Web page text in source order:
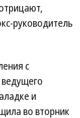
руководитель
с
и
во вторник